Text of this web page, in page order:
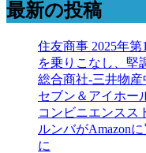
最新の投稿
住友商事 2025年
を乗りこなし、堅
総合商社-三井物
セブン＆アイホー
コンビニエンスス
ルンバがAmazon
に